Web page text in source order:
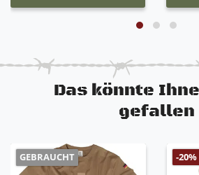
Das könnte
gefallen
GEBRAUCHT -20%